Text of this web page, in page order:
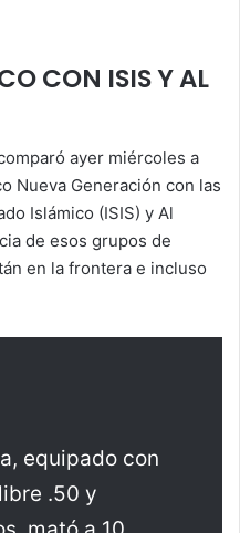
CON ISIS Y AL
ayer miércoles a
Nueva Generación con las
Islámico (ISIS) y Al
de esos grupos de
en la frontera e incluso
equipado con
.50 y